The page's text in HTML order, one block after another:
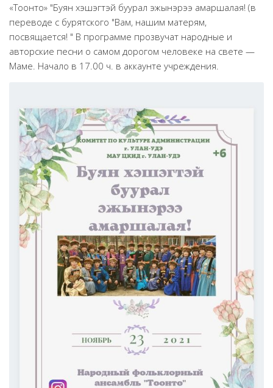
Муниципальный концертный духовой оркестр
Народный фольклорный ансамбль «Тоонто»
Забайкальский народный хор «Семейские янтари»
Группа «Лаккитон»
Ирина Шагдурова
Анна Комолова
Сергей Плотников
Интернет-приемная
Контакты
Купить Билеты
«Тоонто» "Буян хэшэгтэй буурал эжынэрээ амаршалая! (в
переводе с бурятского "Вам, нашим матерям,
посвящается! " В программе прозвучат народные и
авторские песни о самом дорогом человеке на свете —
Маме. Начало в 17.00 ч. в аккаунте учреждения.